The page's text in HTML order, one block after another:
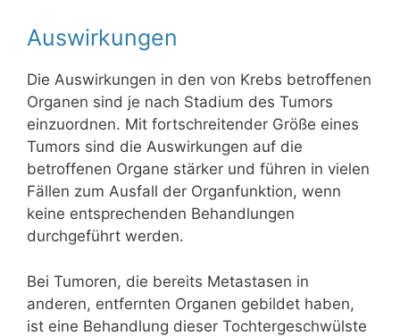
Auswirkungen
Die Auswirkungen in den von Krebs betroffenen
Organen sind je nach Stadium des Tumors
einzuordnen. Mit fortschreitender Größe eines
Tumors sind die Auswirkungen auf die
betroffenen Organe stärker und führen in vielen
Fällen zum Ausfall der Organfunktion, wenn
keine entsprechenden Behandlungen
durchgeführt werden.
Bei Tumoren, die bereits Metastasen in
anderen, entfernten Organen gebildet haben,
ist eine Behandlung dieser Tochtergeschwülste